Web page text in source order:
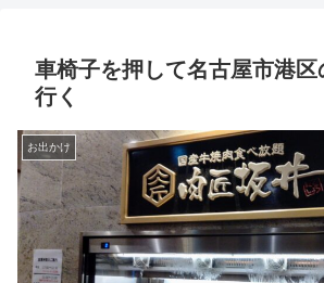
車椅子を押して名古屋市港区
行く
お出かけ